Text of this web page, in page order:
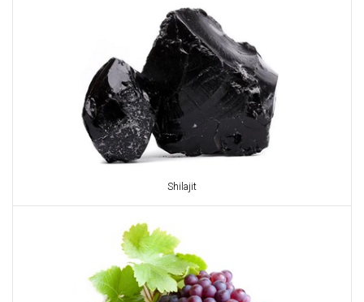
Shilajit